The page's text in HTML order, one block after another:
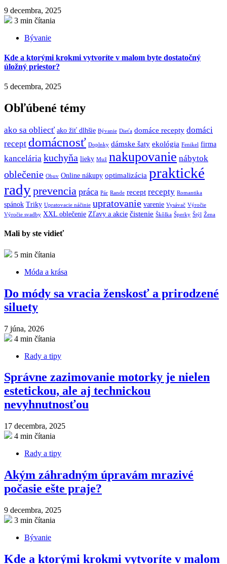
9 decembra, 2025
3 min čítania
Bývanie
Kde a ktorými krokmi vytvoríte v malom byte dostatočný
úložný priestor?
5 decembra, 2025
Obľúbené témy
ako sa obliecť ako žiť dlhšie Bývanie Dieťa domáce recepty domáci
recept domácnosť Doplnky dámske šaty ekológia Fenikel firma
kancelária kuchyňa lieky Muž nakupovanie nábytok
oblečenie Obuv Online nákupy optimalizácia praktické
radyprevencia práca Pár Rande recept recepty Romantika
spánok Triky Upratovacie náčinie upratovanie varenie Vysávač Výročie
Výročie svadby XXL oblečenie Zľavy a akcie čistenie Škôlka Šperky Štýl Žena
Mali by ste vidieť
5 min čítania
Móda a krása
Do módy sa vracia ženskosť a prirodzené
siluety
7 júna, 2026
4 min čítania
Rady a tipy
Správne zazimovanie motorky je nielen
estetickou, ale aj technickou
nevyhnutnosťou
17 decembra, 2025
4 min čítania
Rady a tipy
Akým záhradným úpravám mrazivé
počasie ešte praje?
9 decembra, 2025
3 min čítania
Bývanie
Kde a ktorými krokmi vytvoríte v malom